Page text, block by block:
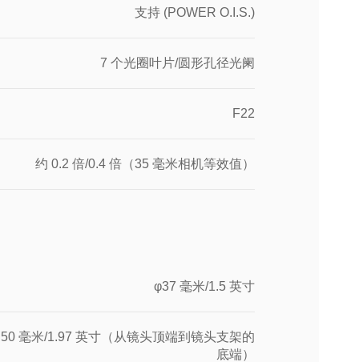
支持 (POWER O.I.S.)
7 个光圈叶片/圆形孔径光阑
F22
约 0.2 倍/0.4 倍（35 毫米相机等效值）
φ37 毫米/1.5 英寸
毫米/1.97 英寸（从镜头顶端到镜头支架的
底端）